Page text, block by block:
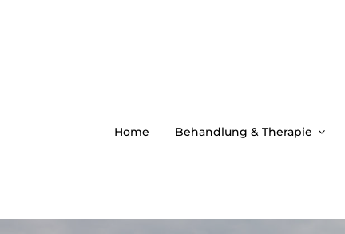
Home Behandlung & Therapie